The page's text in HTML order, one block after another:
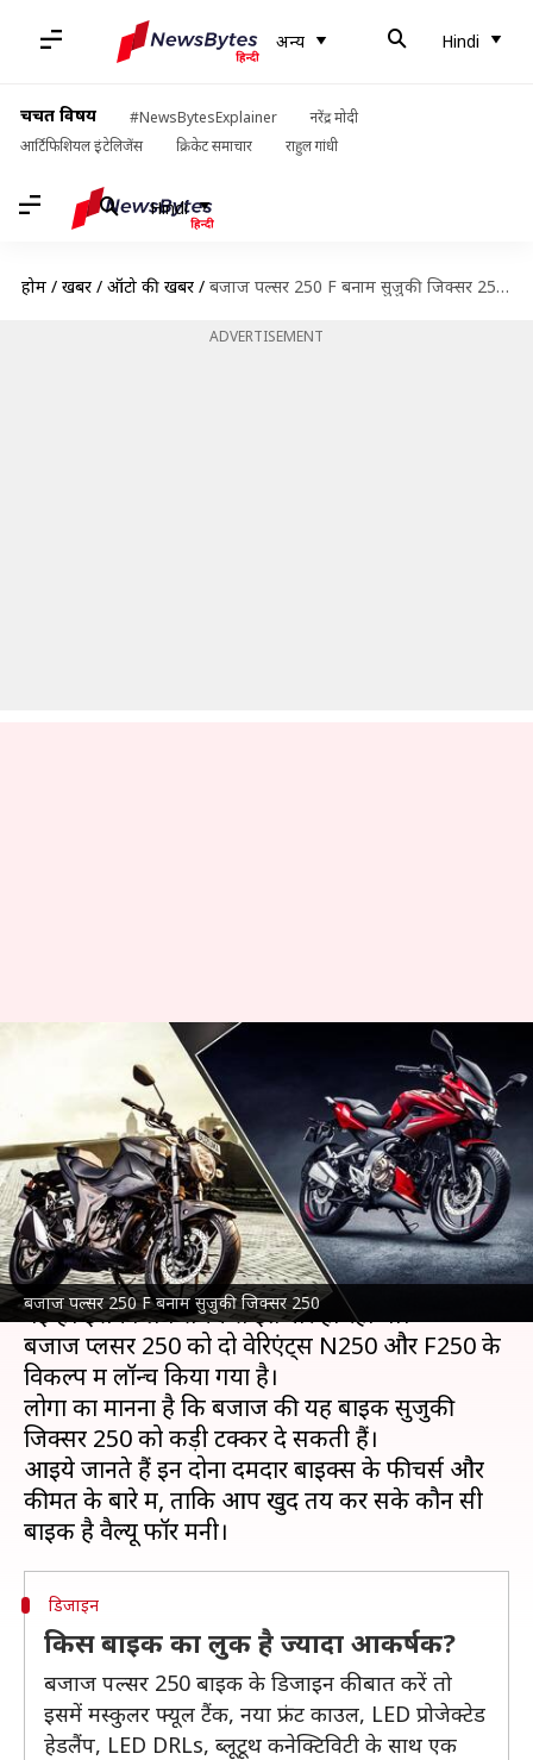
अन्य Hindi
चर्चित विषय #NewsBytesExplainer
नरेंद्र मोदी
आर्टिफिशियल इंटेलिजेंस
क्रिकेट समाचार राहुल गांधी
Hindi
होम / खबरें / ऑटो की खबरें / बजाज पल्सर 250 F बनाम सुजुकी जिक्सर 250, जानिए इनके फीचर्स और कीमत
ADVERTISEMENT
बजाज पल्सर 250 F बनाम सुजुकी जिक्सर 250
बजाज पल्सर 250 F बनाम सुजुकी
जिक्सर 250, जानिए इनके फीचर्स
और कीमत
लेखन अविनाश Nov 02, 2021 07:56 am
क्या है खबर?
बजाजपल्सर 250 बाइक आखिरकार भारत में लॉन्च हो
गई है। इसका लंबे समय से इंतजार हो रहा था।
बजाज प्लसर 250 को दो वेरिएंट्स N250 और F250 के
विकल्प में लॉन्च किया गया है।
लोगों का मानना है कि बजाज की यह बाइक सुजुकी
जिक्सर 250 को कड़ी टक्कर दे सकती हैं।
आइये जानते हैं इन दोनों दमदार बाइक्स के फीचर्स और
कीमत के बारे में, ताकि आप खुद तय कर सके कौन सी
डिजाइन
किस बाइक का लुक है ज्यादा आकर्षक?
बजाज पल्सर 250 बाइक के डिजाइन की बात करें तो
इसमें मस्कुलर फ्यूल टैंक, नया फ्रंट काउल, LED प्रोजेक्टेड
हेडलैंप, LED DRLs, ब्लूटूथ कनेक्टिविटी के साथ एक